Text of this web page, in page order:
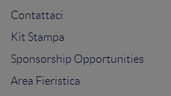
Contattaci
Kit Stampa
Sponsorship Opportunities
Area Fieristica